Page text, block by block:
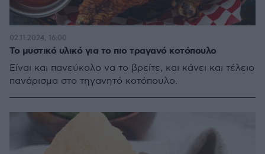
Το μυστικό υλικό για το πιο τραγανό κοτόπουλο
Είναι και πανεύκολο να το βρείτε, και κάνει και τέλειο
πανάρισμα στο τηγανητό κοτόπουλο.
02.11.2024, 16:00